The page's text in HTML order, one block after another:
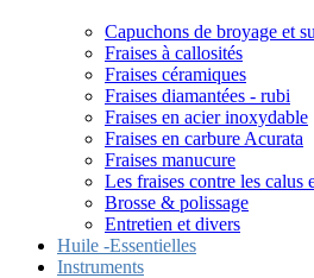
Capuchons de broyage et
Fraises à callosités
Fraises céramiques
Fraises diamantées - rubi
Fraises en acier inoxydable
Fraises en carbure Acurata
Fraises manucure
Les fraises contre les calus
Brosse & polissage
Entretien et divers
Huile -Essentielles
Instruments